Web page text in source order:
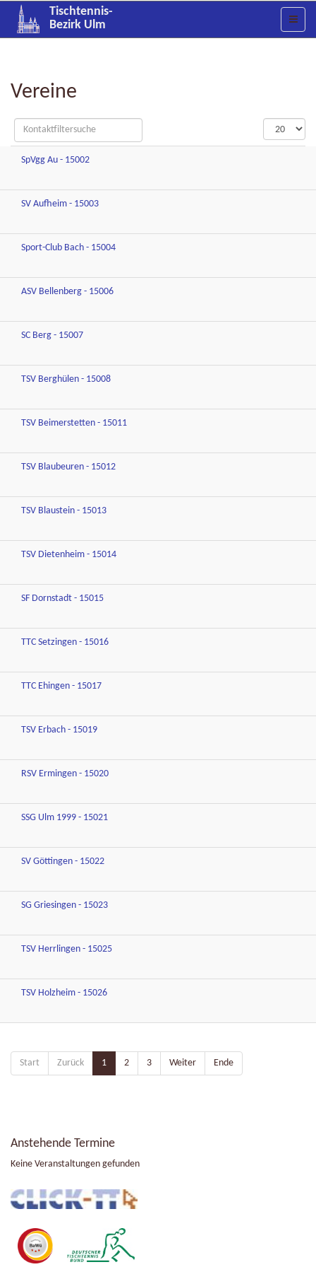
Tischtennis-
Bezirk Ulm
Vereine
Versteckt Filterfeld
Anzeige
#
SpVgg Au - 15002
SV Aufheim - 15003
Sport-Club Bach - 15004
ASV Bellenberg - 15006
SC Berg - 15007
TSV Berghülen - 15008
TSV Beimerstetten - 15011
TSV Blaubeuren - 15012
TSV Blaustein - 15013
TSV Dietenheim - 15014
SF Dornstadt - 15015
TTC Setzingen - 15016
TTC Ehingen - 15017
TSV Erbach - 15019
RSV Ermingen - 15020
SSG Ulm 1999 - 15021
SV Göttingen - 15022
SG Griesingen - 15023
TSV Herrlingen - 15025
TSV Holzheim - 15026
Start Zurück 1 2 3 Weiter Ende
Anstehende Termine
Keine Veranstaltungen gefunden